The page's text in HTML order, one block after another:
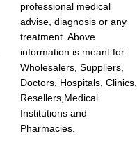
professional medical
advise, diagnosis or any
treatment. Above
information is meant for:
Wholesalers, Suppliers,
Doctors, Hospitals, Clinics,
Resellers,Medical
Institutions and
Pharmacies.